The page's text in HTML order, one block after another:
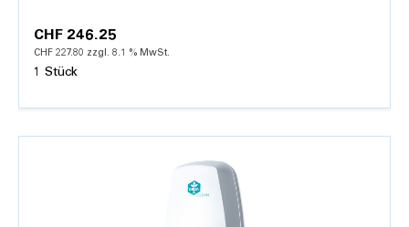
CHF 246.25
CHF 227.80 zzgl. 8.1 % MwSt.
1 Stück
Details